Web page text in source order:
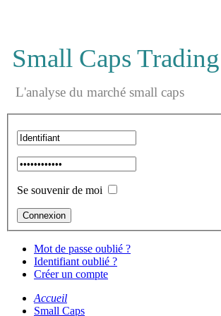
Small Caps Trading
L'analyse du marché small caps
Se souvenir de moi
Mot de passe oublié ?
Identifiant oublié ?
Créer un compte
Accueil
Small Caps